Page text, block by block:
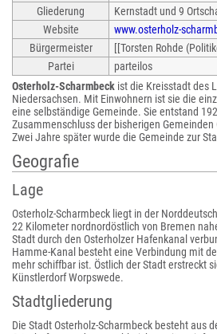
Gliederung
Kernstadt und 9
Website
www.osterholz-
Bürgermeister
[[Torsten Rohde
Partei
parteilos
Osterholz-Scharmbeck ist die Kreisstadt des
Niedersachsen. Mit Einwohnern ist sie die
eine selbständige Gemeinde. Sie entstand
Zusammenschluss der bisherigen Gemeinden
Zwei Jahre später wurde die Gemeinde zur
Geografie
Lage
Osterholz-Scharmbeck liegt in der
22 Kilometer nordnordöstlich von Bremen
Stadt durch den Osterholzer Hafenkanal
Hamme-Kanal besteht eine Verbindung mit
mehr schiffbar ist. Östlich der Stadt erstreckt
Künstlerdorf Worpswede.
Stadtgliederung
Die Stadt Osterholz-Scharmbeck besteht aus